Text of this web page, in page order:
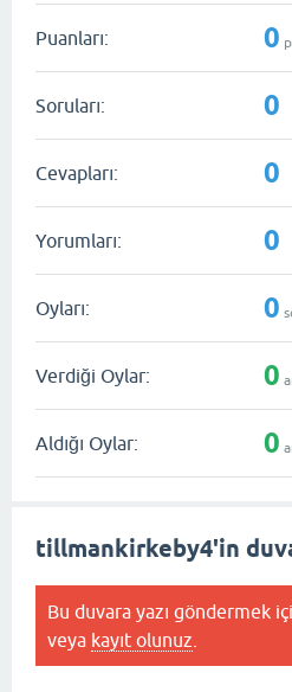
Puanları: 0
Soruları: 0
Cevapları: 0
Yorumları: 0
Oyları: 0
Verdiği Oylar: 0
Aldığı Oylar: 0
tillmankirkeby4'in
Bu duvara yazı göndermek
veya kayıt olunuz